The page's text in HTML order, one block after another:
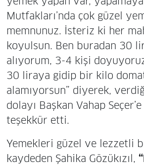
Mutfakları’nda çok güzel
memnunuz. İsteriz ki her
koyulsun. Ben buradan 30
alıyorum, 3-4 kişi
30 liraya gidip bir kilo
alamıyorsun” diyerek,
dolayı Başkan Vahap
teşekkür etti.
Yemekleri güzel ve lezzetli
kaydeden Şahika Gözükızıl,